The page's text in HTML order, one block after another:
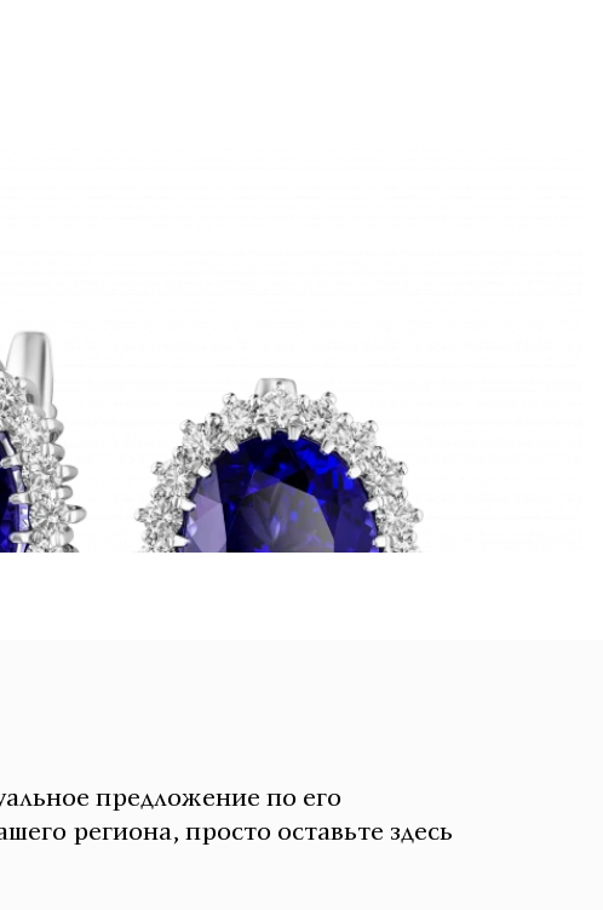
предложение по его
региона, просто оставьте здесь